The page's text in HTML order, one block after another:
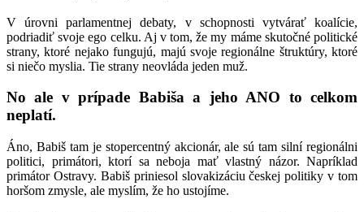
V úrovni parlamentnej debaty, v schopnosti vytvárať koalície,
podriadiť svoje ego celku. Aj v tom, že my máme skutočné politické
strany, ktoré nejako fungujú, majú svoje regionálne štruktúry, ktoré
si niečo myslia. Tie strany neovláda jeden muž.
No ale v prípade Babiša a jeho ANO to celkom
neplatí.
Áno, Babiš tam je stopercentný akcionár, ale sú tam silní regionálni
politici, primátori, ktorí sa neboja mať vlastný názor. Napríklad
primátor Ostravy. Babiš priniesol slovakizáciu českej politiky v tom
horšom zmysle, ale myslím, že ho ustojíme.